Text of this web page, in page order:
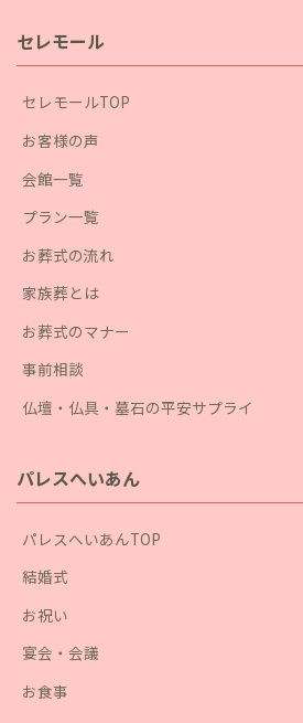
セレモール
セレモールTOP
お客様の声
会館一覧
プラン一覧
お葬式の流れ
家族葬とは
お葬式のマナー
事前相談
仏壇・仏具・墓石の平安サプライ
パレスへいあん
パレスへいあんTOP
結婚式
お祝い
宴会・会議
お食事